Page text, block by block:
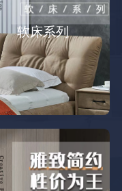
软床系列